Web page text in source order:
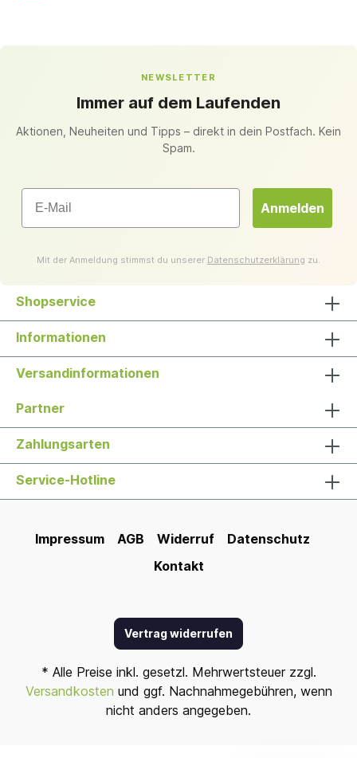
NEWSLETTER
Immer auf dem Laufenden
Aktionen, Neuheiten und Tipps – direkt in dein Postfach. Kein
Spam.
Email
Anmelden
Mit der Anmeldung stimmst du unserer Datenschutzerklärung zu.
Shopservice
Informationen
Versandinformationen
Partner
Zahlungsarten
Service-Hotline
Impressum AGB Widerruf
Datenschutz
Kontakt
Vertrag widerrufen
* Alle Preise inkl. gesetzl. Mehrwertsteuer zzgl.
Versandkosten und ggf. Nachnahmegebühren, wenn
nicht anders angegeben.